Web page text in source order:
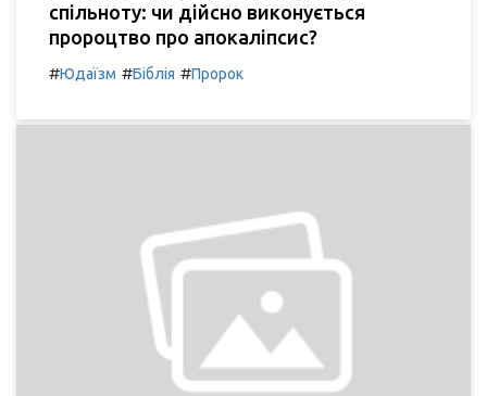
спільноту: чи дійсно виконується
пророцтво про апокаліпсис?
#Юдаїзм #Біблія #Пророк